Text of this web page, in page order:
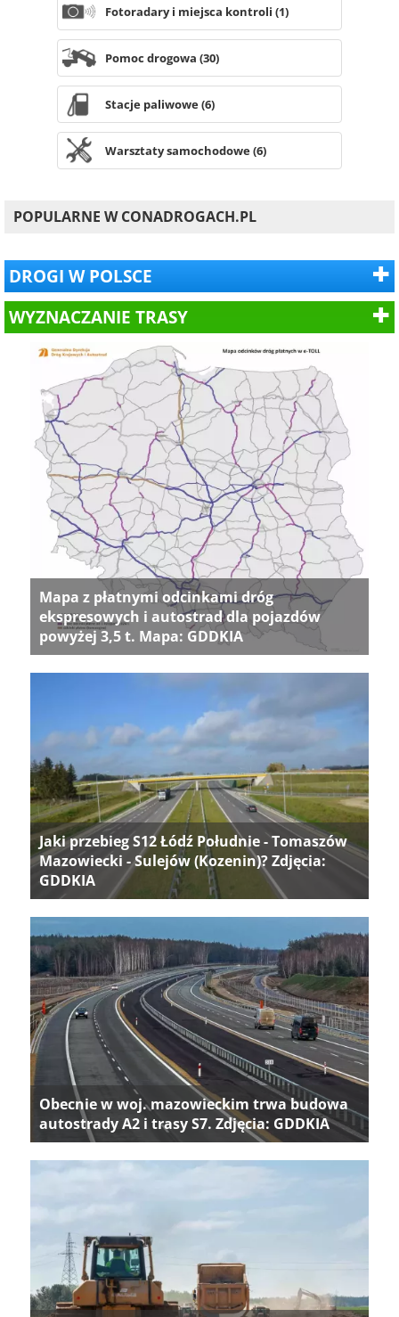
Fotoradary i miejsca kontroli (1)
Pomoc drogowa (30)
Stacje paliwowe (6)
Warsztaty samochodowe (6)
POPULARNE W CONADROGACH.PL
DROGI W POLSCE
WYZNACZANIE TRASY
Mapa z płatnymi odcinkami dróg
ekspresowych i autostrad dla pojazdów
powyżej 3,5 t. Mapa: GDDKIA
Jaki przebieg S12 Łódź Południe - Tomaszów
Mazowiecki - Sulejów (Kozenin)? Zdjęcia:
GDDKIA
Obecnie w woj. mazowieckim trwa budowa
autostrady A2 i trasy S7. Zdjęcia: GDDKIA